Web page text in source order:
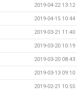
2019-04-22 13:12
2019-04-15 10:44
2019-03-21 11:40
2019-03-20 10:19
2019-03-20 08:43
2019-03-13 09:10
2019-02-21 10:55